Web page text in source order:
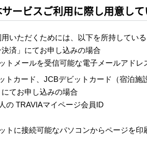
ービスご利用に際し用意し
いただくためには、以下を所持してい
決済」にてお申し込みの場合
トメールを受信可能な電子メールアドレ
トカード、JCBデビットカード（宿泊施
にてお申し込みの場合
の TRAVIAマイページ会員ID
トに接続可能なパソコンからページを印